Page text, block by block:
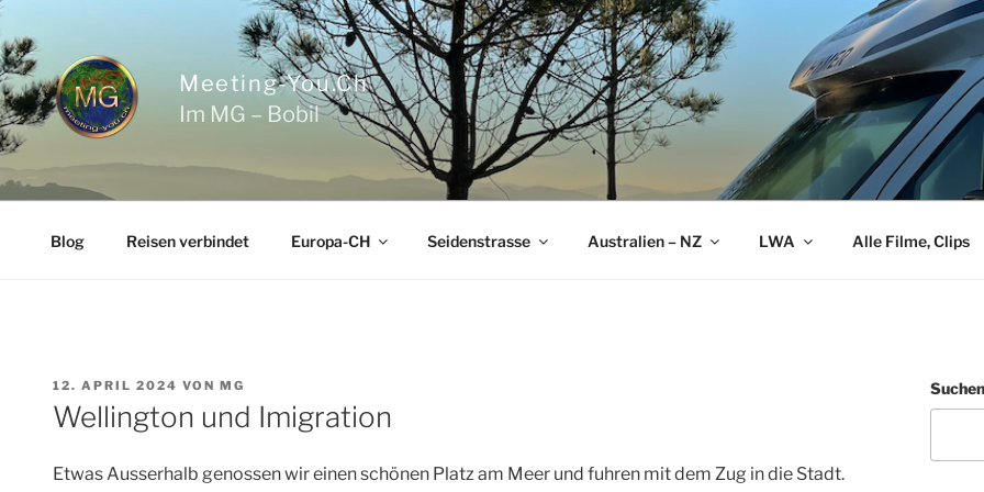
Zum
Inhalt
springen
Meeting-You.ch
Im MG – Bobil
Blog Reisen verbindet Europa-CH Seidenstrasse Australien – NZ LWA Alle Filme, Clips
VERÖFFENTLICHT
AM
12. APRIL 2024 VON MG
Wellington und Imigration
Etwas Ausserhalb genossen wir einen schönen Platz am Meer und fuhren mit dem Zug in die Stadt.
Suchen